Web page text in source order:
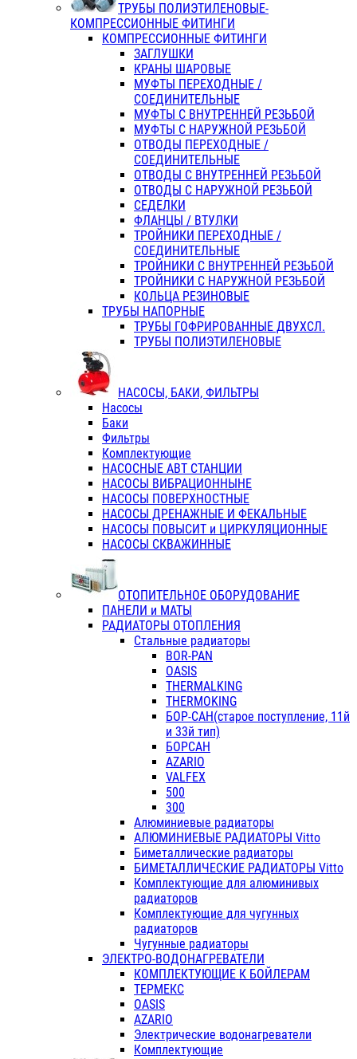
ТРУБЫ ПОЛИЭТИЛЕНОВЫЕ-
КОМПРЕССИОННЫЕ ФИТИНГИ
КОМПРЕССИОННЫЕ ФИТИНГИ
ЗАГЛУШКИ
КРАНЫ ШАРОВЫЕ
МУФТЫ ПЕРЕХОДНЫЕ /
СОЕДИНИТЕЛЬНЫЕ
МУФТЫ С ВНУТРЕННЕЙ РЕЗЬБОЙ
МУФТЫ С НАРУЖНОЙ РЕЗЬБОЙ
ОТВОДЫ ПЕРЕХОДНЫЕ /
СОЕДИНИТЕЛЬНЫЕ
ОТВОДЫ С ВНУТРЕННЕЙ РЕЗЬБОЙ
ОТВОДЫ С НАРУЖНОЙ РЕЗЬБОЙ
СЕДЕЛКИ
ФЛАНЦЫ / ВТУЛКИ
ТРОЙНИКИ ПЕРЕХОДНЫЕ /
СОЕДИНИТЕЛЬНЫЕ
ТРОЙНИКИ С ВНУТРЕННЕЙ РЕЗЬБОЙ
ТРОЙНИКИ С НАРУЖНОЙ РЕЗЬБОЙ
КОЛЬЦА РЕЗИНОВЫЕ
ТРУБЫ НАПОРНЫЕ
ТРУБЫ ГОФРИРОВАННЫЕ ДВУХСЛ.
ТРУБЫ ПОЛИЭТИЛЕНОВЫЕ
НАСОСЫ, БАКИ, ФИЛЬТРЫ
Насосы
Баки
Фильтры
Комплектующие
НАСОСНЫЕ АВТ СТАНЦИИ
НАСОСЫ ВИБРАЦИОННЫНЕ
НАСОСЫ ПОВЕРХНОСТНЫЕ
НАСОСЫ ДРЕНАЖНЫЕ И ФЕКАЛЬНЫЕ
НАСОСЫ ПОВЫСИТ и ЦИРКУЛЯЦИОННЫЕ
НАСОСЫ СКВАЖИННЫЕ
ОТОПИТЕЛЬНОЕ ОБОРУДОВАНИЕ
ПАНЕЛИ и МАТЫ
РАДИАТОРЫ ОТОПЛЕНИЯ
Стальные радиаторы
BOR-PAN
OASIS
THERMALKING
THERMOKING
БОР-САН(старое поступление, 11й
и 33й тип)
БОРСАН
AZARIO
VALFEX
500
300
Алюминиевые радиаторы
АЛЮМИНИЕВЫЕ РАДИАТОРЫ Vitto
Биметаллические радиаторы
БИМЕТАЛЛИЧЕСКИЕ РАДИАТОРЫ Vitto
Комплектующие для алюминивых
радиаторов
Комплектующие для чугунных
радиаторов
Чугунные радиаторы
ЭЛЕКТРО-ВОДОНАГРЕВАТЕЛИ
КОМПЛЕКТУЮЩИЕ К БОЙЛЕРАМ
ТЕРМЕКС
OASIS
AZARIO
Электрические водонагреватели
Комплектующие